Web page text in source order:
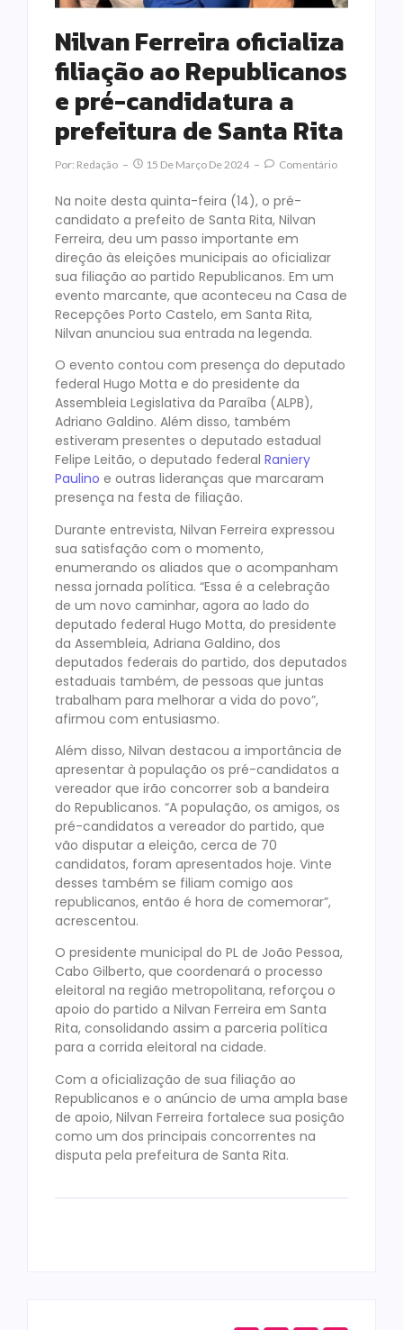
Nilvan Ferreira oficializa
filiação ao Republicanos
e pré-candidatura a
prefeitura de Santa Rita
Por: Redação 15 De Março De 2024 Comentário
Na noite desta quinta-feira (14), o pré-
candidato a prefeito de Santa Rita, Nilvan
Ferreira, deu um passo importante em
direção às eleições municipais ao oficializar
sua filiação ao partido Republicanos. Em um
evento marcante, que aconteceu na Casa de
Recepções Porto Castelo, em Santa Rita,
Nilvan anunciou sua entrada na legenda.
O evento contou com presença do deputado
federal Hugo Motta e do presidente da
Assembleia Legislativa da Paraíba (ALPB),
Adriano Galdino. Além disso, também
estiveram presentes o deputado estadual
Felipe Leitão, o deputado federal Raniery
Paulino e outras lideranças que marcaram
presença na festa de filiação.
Durante entrevista, Nilvan Ferreira expressou
sua satisfação com o momento,
enumerando os aliados que o acompanham
nessa jornada política. “Essa é a celebração
de um novo caminhar, agora ao lado do
deputado federal Hugo Motta, do presidente
da Assembleia, Adriana Galdino, dos
deputados federais do partido, dos deputados
estaduais também, de pessoas que juntas
trabalham para melhorar a vida do povo”,
afirmou com entusiasmo.
Além disso, Nilvan destacou a importância de
apresentar à população os pré-candidatos a
vereador que irão concorrer sob a bandeira
do Republicanos. “A população, os amigos, os
pré-candidatos a vereador do partido, que
vão disputar a eleição, cerca de 70
candidatos, foram apresentados hoje. Vinte
desses também se filiam comigo aos
republicanos, então é hora de comemorar”,
acrescentou.
O presidente municipal do PL de João Pessoa,
Cabo Gilberto, que coordenará o processo
eleitoral na região metropolitana, reforçou o
apoio do partido a Nilvan Ferreira em Santa
Rita, consolidando assim a parceria política
para a corrida eleitoral na cidade.
Com a oficialização de sua filiação ao
Republicanos e o anúncio de uma ampla base
de apoio, Nilvan Ferreira fortalece sua posição
como um dos principais concorrentes na
disputa pela prefeitura de Santa Rita.